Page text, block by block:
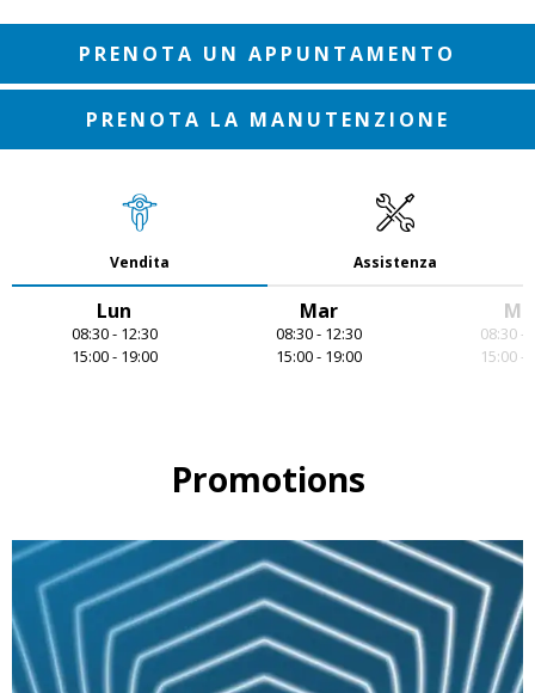
of
PRENOTA UN APPUNTAMENTO
PRENOTA LA MANUTENZIONE
Vendita Assistenza
Lun
08:30 - 12:30
15:00 - 19:00
Mar
08:30 - 12:30
15:00 - 19:00
08:30 -
15:00 -
Promotions